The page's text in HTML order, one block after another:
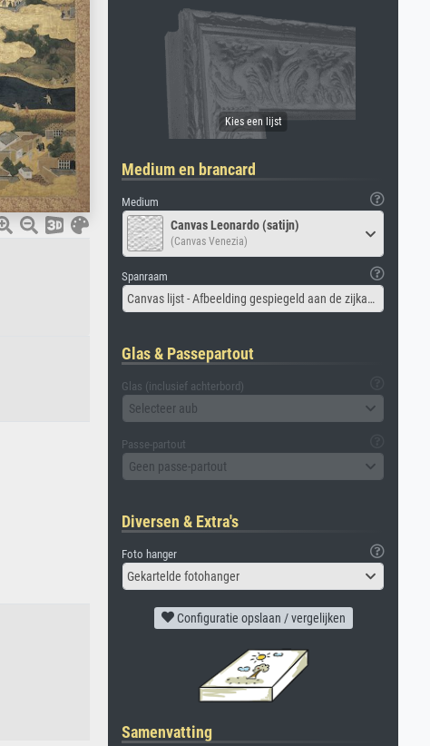
Medium en brancard
Medium
Canvas Leonardo (satijn)
(Canvas Venezia)
Spanraam
Canvas lijst - Afbeelding gespiegeld aan de zijkant
Glas & Passepartout
Glas (inclusief achterbord)
Selecteer aub
Passe-partout
Geen passe-partout
Diversen & Extra's
Foto hanger
Gekartelde fotohanger
Configuratie opslaan / vergelijken
Samenvatting